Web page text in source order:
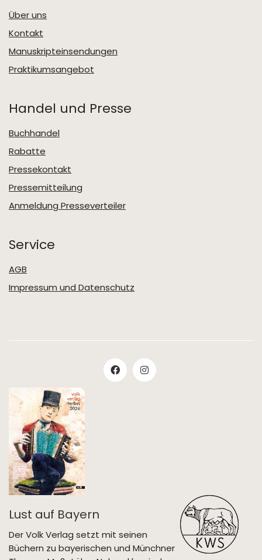
Über uns
Kontakt
Manuskripteinsendungen
Praktikumsangebot
Handel und Presse
Buchhandel
Rabatte
Pressekontakt
Pressemitteilung
Anmeldung Presseverteiler
Service
AGB
Impressum und Datenschutz
Lust auf Bayern
Der Volk Verlag setzt mit seinen
Büchern zu bayerischen und Münchner